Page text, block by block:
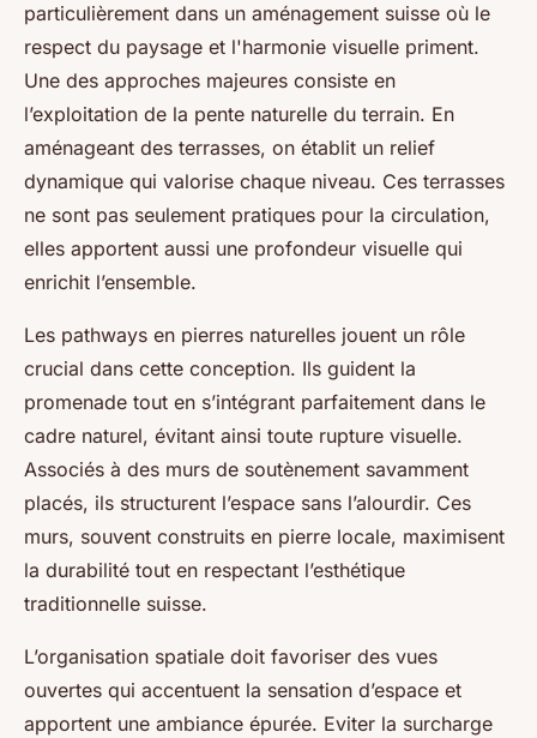
particulièrement dans un aménagement suisse où le
respect du paysage et l'harmonie visuelle priment.
Une des approches majeures consiste en
l’exploitation de la pente naturelle du terrain. En
aménageant des terrasses, on établit un relief
dynamique qui valorise chaque niveau. Ces terrasses
ne sont pas seulement pratiques pour la circulation,
elles apportent aussi une profondeur visuelle qui
enrichit l’ensemble.
Les pathways en pierres naturelles jouent un rôle
crucial dans cette conception. Ils guident la
promenade tout en s’intégrant parfaitement dans le
cadre naturel, évitant ainsi toute rupture visuelle.
Associés à des murs de soutènement savamment
placés, ils structurent l’espace sans l’alourdir. Ces
murs, souvent construits en pierre locale, maximisent
la durabilité tout en respectant l’esthétique
traditionnelle suisse.
L’organisation spatiale doit favoriser des vues
ouvertes qui accentuent la sensation d’espace et
apportent une ambiance épurée. Eviter la surcharge